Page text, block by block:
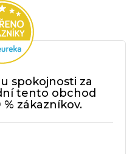
spokojnosti za
tento obchod
zákazníkov.